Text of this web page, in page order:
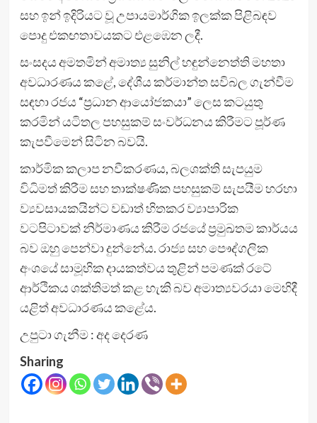
සහ ඉන් ඉදිරියට වූ උපායමාර්ගික ඉලක්ක පිළිබඳව
පොදු එකඟතාවයකට එළඹෙන ලදී.
සංසදය අමතමින් අමාත්‍ය සුනිල් හඳුන්නෙත්ති මහතා
අවධාරණය කළේ, දේශීය කර්මාන්ත සවිබල ගැන්වීම
සඳහා රජය “ප්‍රධාන ආයෝජකයා” ලෙස කටයුතු
කරමින් යටිතල පහසුකම් සංවර්ධනය කිරීමට පූර්ණ
කැපවීමෙන් සිටින බවයි.
කාර්මික කලාප නවීකරණය, බලශක්ති සැපයුම
විධිමත් කිරීම සහ තාක්ෂණික පහසුකම් සැපයීම හරහා
ව්‍යවසායකයින්ට වඩාත් හිතකර ව්‍යාපාරික
වටපිටාවක් නිර්මාණය කිරීම රජයේ ප්‍රමුඛතම කාර්යය
බව ඔහු පෙන්වා දුන්නේය. රාජ්‍ය සහ පෞද්ගලික
අංශයේ සාමූහික දායකත්වය තුළින් පමණක් රටේ
ආර්ථිකය ශක්තිමත් කළ හැකි බව අමාත්‍යවරයා මෙහිදී
යළිත් අවධාරණය කළේය.
උපුටා ගැනීම : අද දෙරණ
Sharing